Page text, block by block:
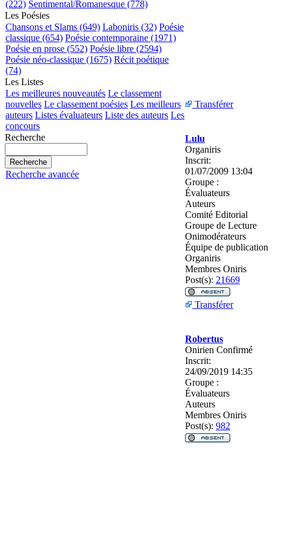
(222) Sentimental/Romanesque (778)
Les Poésies
Chansons et Slams (649) Laboniris (32) Poésie
classique (654) Poésie contemporaine (1971)
Poésie en prose (552) Poésie libre (2594)
Poésie néo-classique (1675) Récit poétique
(74)
Les Listes
Les meilleures nouveautés Le classement
nouvelles Le classement poésies Les meilleurs
auteurs Listes évaluateurs Liste des auteurs Les
concours
Recherche
Recherche avancée
Transférer
Lulu
Organiris
Inscrit:
01/07/2009 13:04
Groupe :
Évaluateurs
Auteurs
Comité Editorial
Groupe de Lecture
Onimodérateurs
Équipe de publication
Organiris
Membres Oniris
Post(s): 21669
Transférer
Robertus
Onirien Confirmé
Inscrit:
24/09/2019 14:35
Groupe :
Évaluateurs
Auteurs
Membres Oniris
Post(s): 982